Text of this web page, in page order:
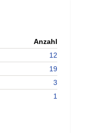
Anzahl
12
19
3
1